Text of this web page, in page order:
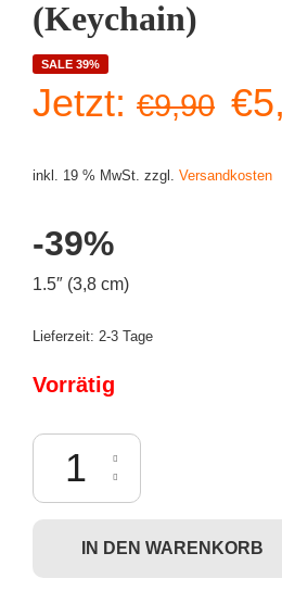
(Keychain)
SALE 39%
Jetzt: €9,90 €
inkl. 19 % MwSt. zzgl. Versandkosten
-39%
1.5″ (3,8 cm)
Lieferzeit: 2-3 Tage
Vorrätig
Funko Pocket POP! Transformers -
IN DEN WARENKORB